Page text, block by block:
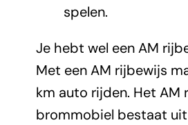
spelen.
Je hebt wel een AM
Met een AM rijbewijs
km auto rijden. Het AM
brommobiel bestaat